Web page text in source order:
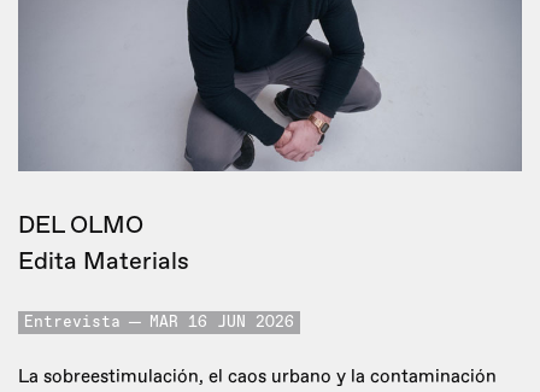
DEL OLMO
Edita Materials
Entrevista MAR 16 JUN 2026
La sobreestimulación, el caos urbano y la contaminación